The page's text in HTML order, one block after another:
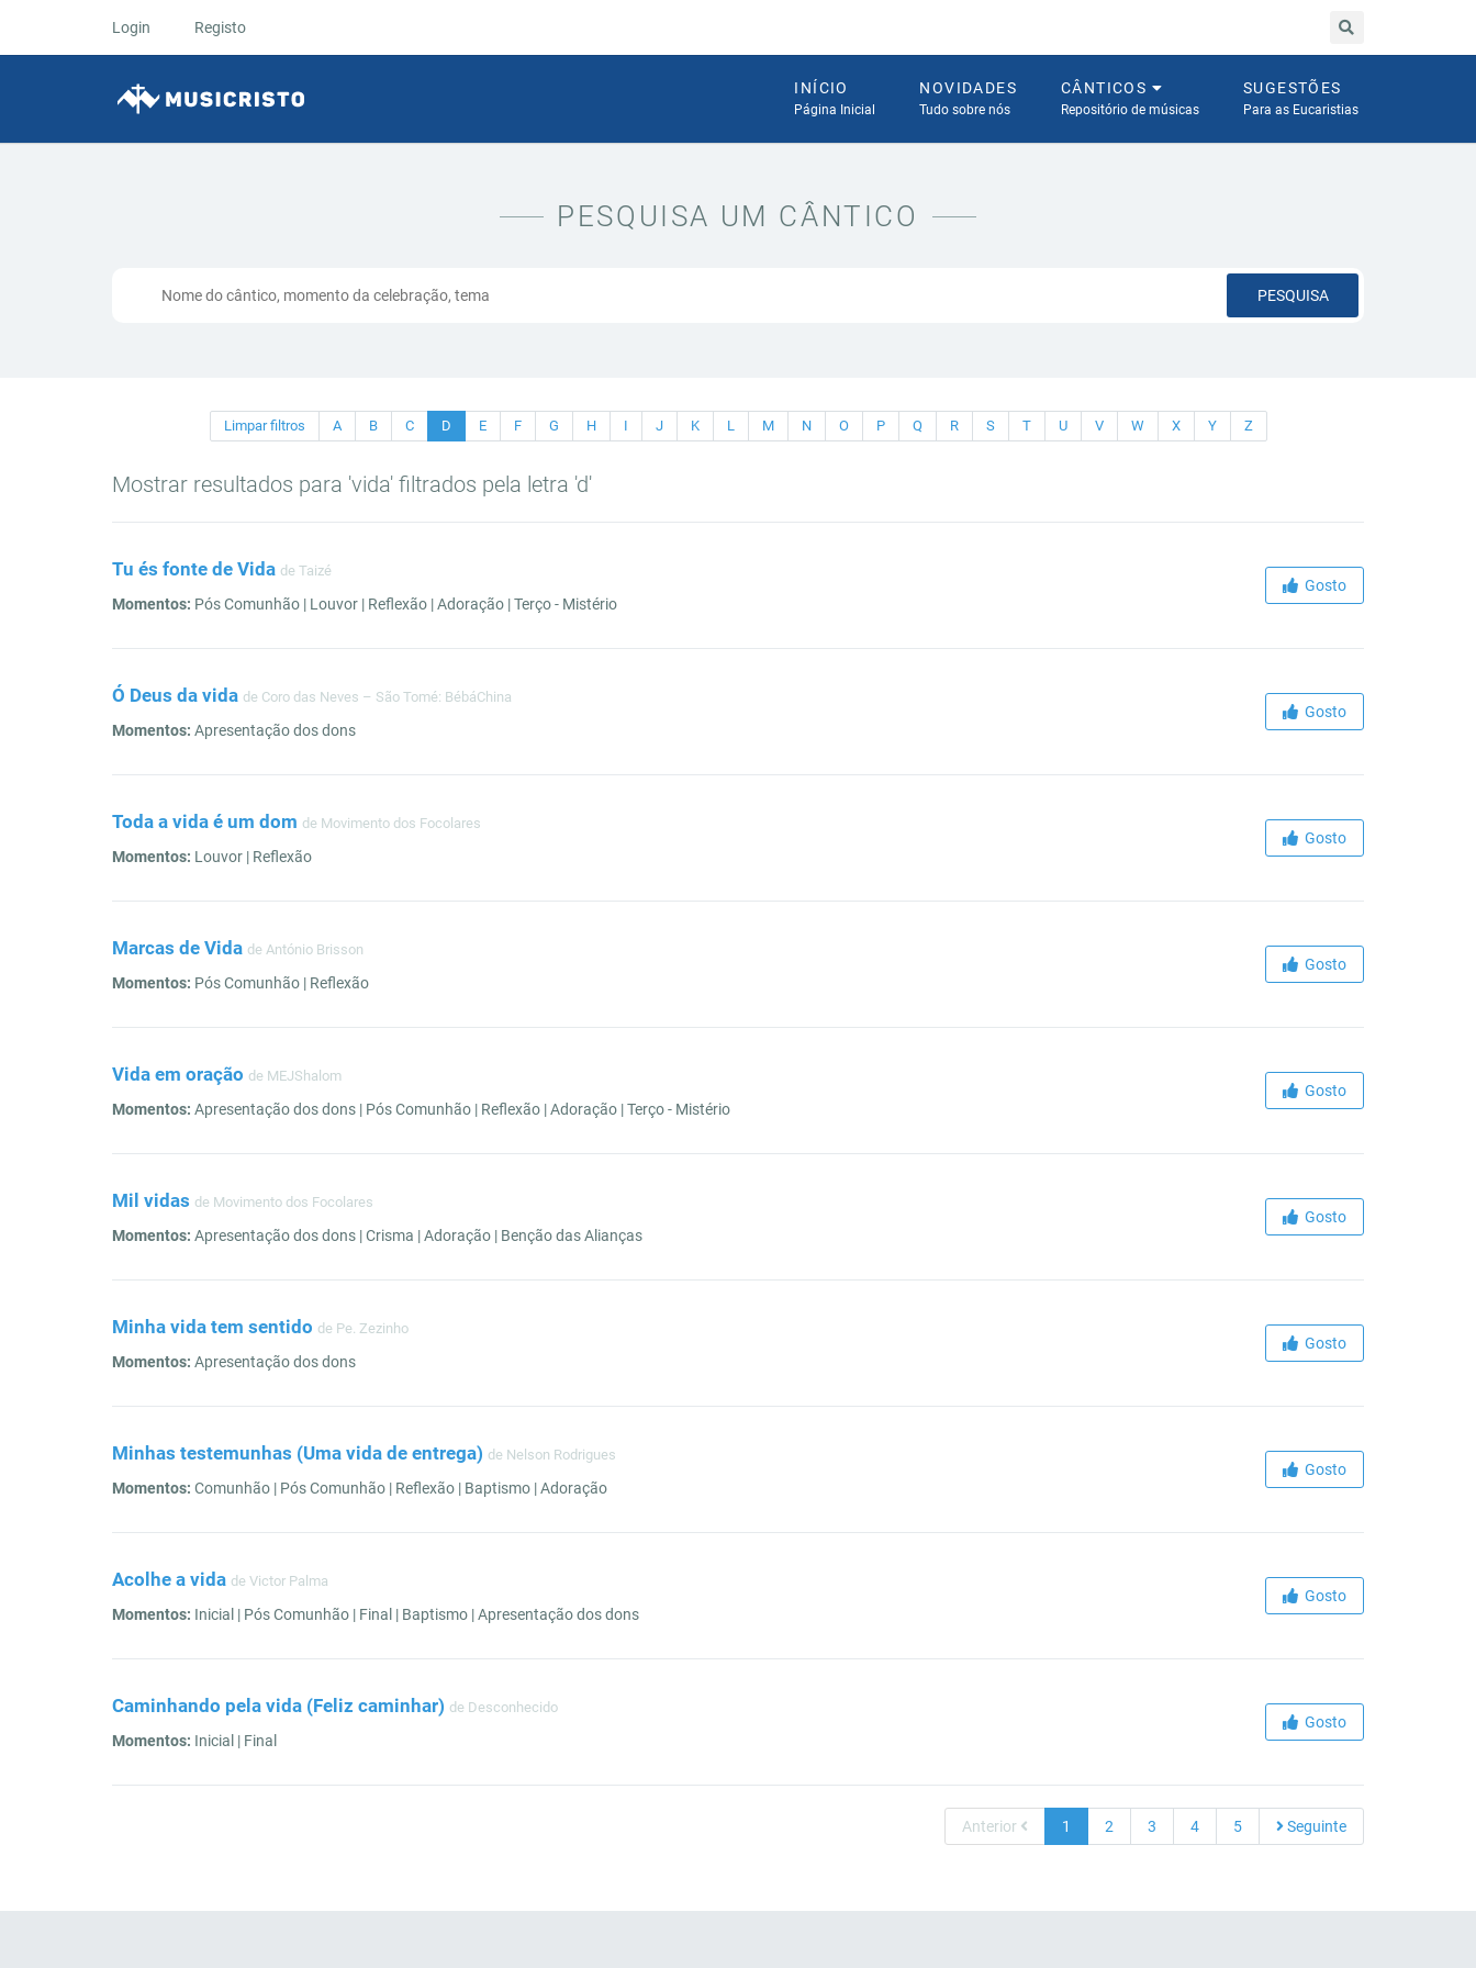
Login Registo
INÍCIO
Página Inicial
NOVIDADES
Tudo sobre nós
CÂNTICOS
Repositório de músicas
SUGESTÕES
Para as Eucaristias
PESQUISA UM CÂNTICO
PESQUISA
Limpar filtros A B C D E F G H I J K L M N O P Q R S T U V W X Y Z
Mostrar resultados para 'vida' filtrados pela letra 'd'
Tu és fonte de Vida de Taizé
Momentos: Pós Comunhão | Louvor | Reflexão | Adoração | Terço - Mistério
Gosto
Ó Deus da vida de Coro das Neves – São Tomé: BébáChina
Momentos: Apresentação dos dons
Gosto
Toda a vida é um dom de Movimento dos Focolares
Momentos: Louvor | Reflexão
Gosto
Marcas de Vida de António Brisson
Momentos: Pós Comunhão | Reflexão
Gosto
Vida em oração de MEJShalom
Momentos: Apresentação dos dons | Pós Comunhão | Reflexão | Adoração | Terço - Mistério
Gosto
Mil vidas de Movimento dos Focolares
Momentos: Apresentação dos dons | Crisma | Adoração | Benção das Alianças
Gosto
Minha vida tem sentido de Pe. Zezinho
Momentos: Apresentação dos dons
Gosto
Minhas testemunhas (Uma vida de entrega) de Nelson Rodrigues
Momentos: Comunhão | Pós Comunhão | Reflexão | Baptismo | Adoração
Gosto
Acolhe a vida de Victor Palma
Momentos: Inicial | Pós Comunhão | Final | Baptismo | Apresentação dos dons
Gosto
Caminhando pela vida (Feliz caminhar) de Desconhecido
Momentos: Inicial | Final
Gosto
Anterior 1 2 3 4 5 Seguinte